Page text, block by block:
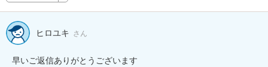
ヒロユキ さん
早いご返信ありがとうございます